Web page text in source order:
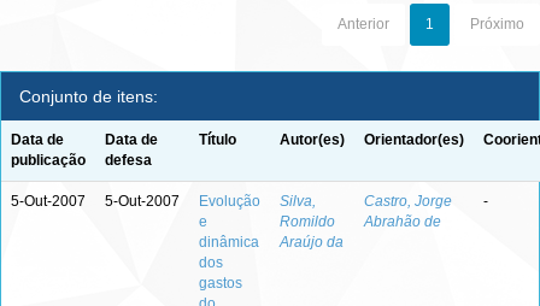
Anterior 1 Próximo
Conjunto de itens:
Data de
publicação
Data de
defesa
Título Autor(es) Orientador(es)
5-Out-2007 5-Out-2007
Evolução
e
dinâmica
dos
gastos
Silva,
Romildo
Araújo da
Castro, Jorge
Abrahão de
-